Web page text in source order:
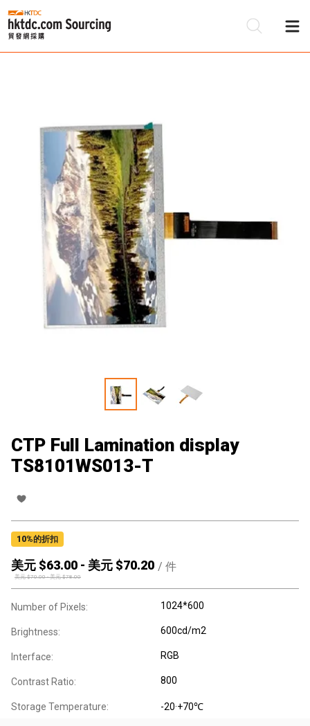
CTP Full Lamination display
TS8101WS013-T
10%的折扣
美元 $63.00 - 美元 $70.20 / 件
美元 $70.00-美元 $78.00
Number of Pixels: 1024*600
Brightness: 600cd/m2
Interface: RGB
Contrast Ratio: 800
Storage Temperature: -20·+70℃